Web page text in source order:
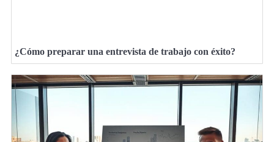
¿Cómo preparar una entrevista de trabajo con éxito?